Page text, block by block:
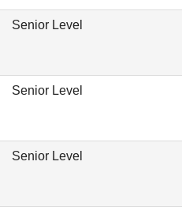
Senior Level
Senior Level
Senior Level